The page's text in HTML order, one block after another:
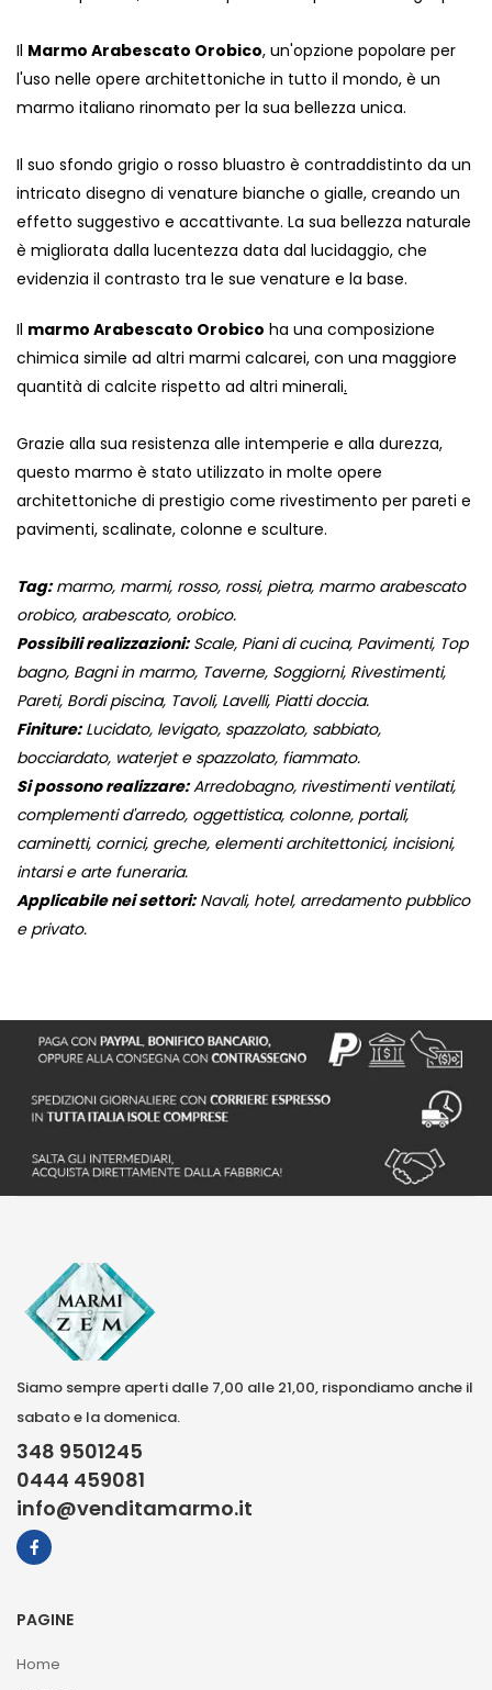
Il Marmo Arabescato Orobico, un'opzione popolare per
l'uso nelle opere architettoniche in tutto il mondo, è un
marmo italiano rinomato per la sua bellezza unica.
Il suo sfondo grigio o rosso bluastro è contraddistinto da un
intricato disegno di venature bianche o gialle, creando un
effetto suggestivo e accattivante. La sua bellezza naturale
è migliorata dalla lucentezza data dal lucidaggio, che
evidenzia il contrasto tra le sue venature e la base.
Il marmo Arabescato Orobico ha una composizione
chimica simile ad altri marmi calcarei, con una maggiore
quantità di calcite rispetto ad altri minerali.
Grazie alla sua resistenza alle intemperie e alla durezza,
questo marmo è stato utilizzato in molte opere
architettoniche di prestigio come rivestimento per pareti e
pavimenti, scalinate, colonne e sculture.
Tag:marmo, marmi, rosso, rossi, pietra, marmo arabescato
orobico, arabescato, orobico.
Possibili realizzazioni:Scale, Piani di cucina, Pavimenti, Top
bagno, Bagni in marmo, Taverne, Soggiorni, Rivestimenti,
Pareti, Bordi piscina, Tavoli, Lavelli, Piatti doccia.
Finiture:Lucidato, levigato, spazzolato, sabbiato,
bocciardato, waterjet e spazzolato, fiammato.
Si possono realizzare:Arredobagno, rivestimenti ventilati,
complementi d'arredo, oggettistica, colonne, portali,
caminetti, cornici, greche, elementi architettonici, incisioni,
intarsi e arte funeraria.
Applicabile nei settori:Navali, hotel, arredamento pubblico
e privato.
Siamo sempre aperti dalle 7,00 alle 21,00, rispondiamo anche il
sabato e la domenica.
348 9501245
0444 459081
info@venditamarmo.it
PAGINE
Home